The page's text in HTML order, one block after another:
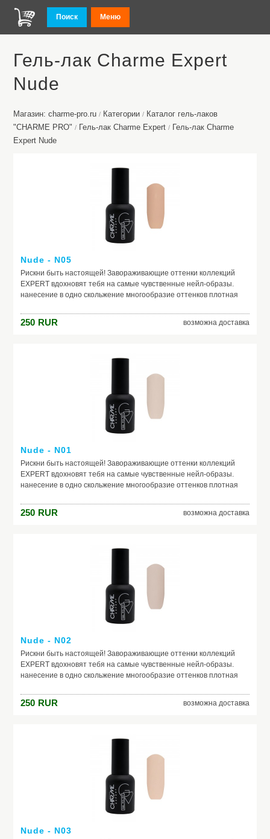
Поиск Меню
Гель-лак Charme Expert
Nude
Магазин: charme-pro.ru / Категории / Каталог гель-лаков
"CHARME PRO" / Гель-лак Charme Expert / Гель-лак Charme
Expert Nude
Nude - N05
Рискни быть настоящей! Завораживающие оттенки коллекций
EXPERT вдохновят тебя на самые чувственные нейл-образы.
нанесение в одно скольжение многообразие оттенков плотная
250 RUR возможна доставка
Nude - N01
Рискни быть настоящей! Завораживающие оттенки коллекций
EXPERT вдохновят тебя на самые чувственные нейл-образы.
нанесение в одно скольжение многообразие оттенков плотная
250 RUR возможна доставка
Nude - N02
Рискни быть настоящей! Завораживающие оттенки коллекций
EXPERT вдохновят тебя на самые чувственные нейл-образы.
нанесение в одно скольжение многообразие оттенков плотная
250 RUR возможна доставка
Nude - N03